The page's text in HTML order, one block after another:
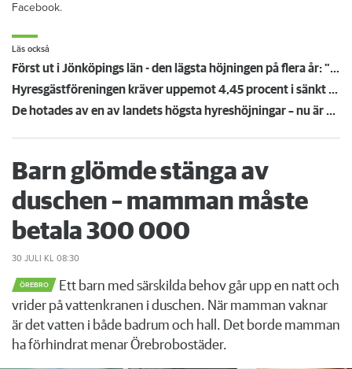
Facebook.
Läs också
Först ut i Jönköpings län - den lägsta höjningen på flera år: "Vi är på väg neråt nu"
Hyresgästföreningen kräver uppemot 4,45 procent i sänkt hyra: "Gränsen är nådd"
De hotades av en av landets högsta hyreshöjningar – nu är hyrorna klara
Barn glömde stänga av
duschen – mamman måste
betala 300 000
30 JULI KL 08:30
ÖREBRO
Ett barn med särskilda behov går upp en natt och
vrider på vattenkranen i duschen. När mamman vaknar
är det vatten i både badrum och hall. Det borde mamman
ha förhindrat menar Örebrobostäder.